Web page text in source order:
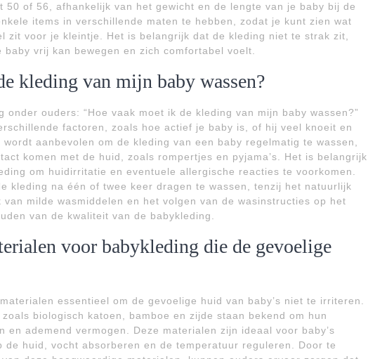
50 of 56, afhankelijk van het gewicht en de lengte van je baby bij de
items in verschillende maten te hebben, zodat je kunt zien wat
zit voor je kleintje. Het is belangrijk dat de kleding niet te strak zit,
vrij kan bewegen en zich comfortabel voelt.
kleding van mijn baby wassen?
onder ouders: “Hoe vaak moet ik de kleding van mijn baby wassen?”
factoren, zoals hoe actief je baby is, of hij veel knoeit en
aanbevolen om de kleding van een baby regelmatig te wassen,
komen met de huid, zoals rompertjes en pyjama’s. Het is belangrijk
om huidirritatie en eventuele allergische reacties te voorkomen.
kleding na één of twee keer dragen te wassen, tenzij het natuurlijk
milde wasmiddelen en het volgen van de wasinstructies op het
van de kwaliteit van de babykleding.
voor babykleding die de gevoelige
essentieel om de gevoelige huid van baby’s niet te irriteren.
biologisch katoen, bamboe en zijde staan bekend om hun
en ademend vermogen. Deze materialen zijn ideaal voor baby’s
de huid, vocht absorberen en de temperatuur reguleren. Door te